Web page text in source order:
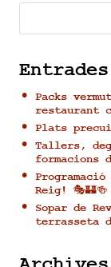
Packs
restaurant
Plats
Tallers,
formacions
Reig! 🎭🏰🍻
Sopar de
terrasseta